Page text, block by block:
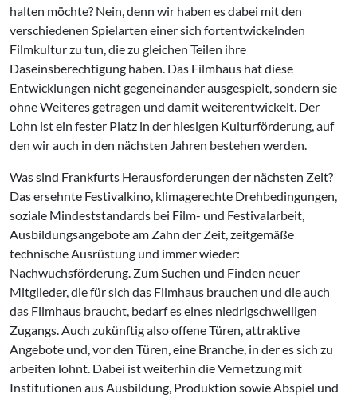
halten möchte? Nein, denn wir haben es dabei mit den
verschiedenen Spielarten einer sich fortentwickelnden
Filmkultur zu tun, die zu gleichen Teilen ihre
Daseinsberechtigung haben. Das Filmhaus hat diese
Entwicklungen nicht gegeneinander ausgespielt, sondern sie
ohne Weiteres getragen und damit weiterentwickelt. Der
Lohn ist ein fester Platz in der hiesigen Kulturförderung, auf
den wir auch in den nächsten Jahren bestehen werden.
Was sind Frankfurts Herausforderungen der nächsten Zeit?
Das ersehnte Festivalkino, klimagerechte Drehbedingungen,
soziale Mindeststandards bei Film- und Festivalarbeit,
Ausbildungsangebote am Zahn der Zeit, zeitgemäße
technische Ausrüstung und immer wieder:
Nachwuchsförderung. Zum Suchen und Finden neuer
Mitglieder, die für sich das Filmhaus brauchen und die auch
das Filmhaus braucht, bedarf es eines niedrigschwelligen
Zugangs. Auch zukünftig also offene Türen, attraktive
Angebote und, vor den Türen, eine Branche, in der es sich zu
arbeiten lohnt. Dabei ist weiterhin die Vernetzung mit
Institutionen aus Ausbildung, Produktion sowie Abspiel und